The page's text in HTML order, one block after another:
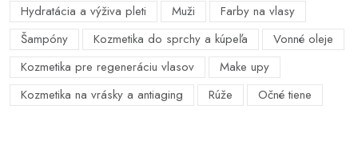
Hydratácia a výživa pleti
Muži
Farby na vlasy
Šampóny
Kozmetika do sprchy a kúpeľa
Vonné oleje
Kozmetika pre regeneráciu vlasov
Make upy
Kozmetika na vrásky a antiaging
Rúže Očné tiene